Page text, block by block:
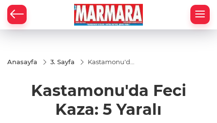
Anasayfa 3. Sayfa
Kastamonu'da
Kastamonu'da Feci
Kaza: 5 Yaralı